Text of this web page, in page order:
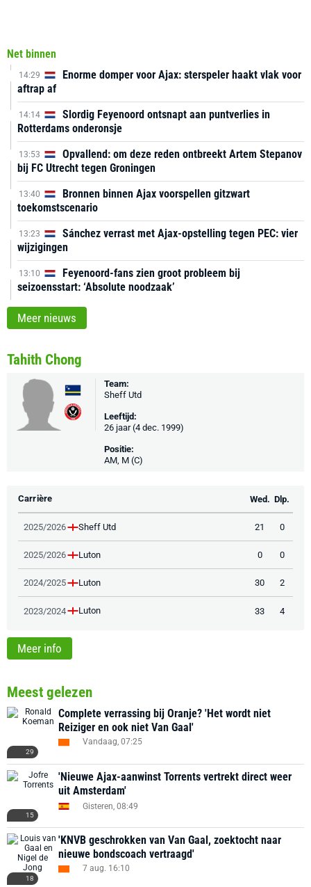
Net binnen
14:29
Enorme domper voor Ajax: sterspeler haakt vlak voor
aftrap af
14:14
Slordig Feyenoord ontsnapt aan puntverlies in
Rotterdams onderonsje
13:53
Opvallend: om deze reden ontbreekt Artem Stepanov
bij FC Utrecht tegen Groningen
13:40
Bronnen binnen Ajax voorspellen gitzwart
toekomstscenario
13:23
Sánchez verrast met Ajax-opstelling tegen PEC: vier
wijzigingen
13:10
Feyenoord-fans zien groot probleem bij
seizoensstart: ‘Absolute noodzaak’
Meer nieuws
Tahith Chong
Team:
Sheff Utd
Leeftijd:
26 jaar (4 dec. 1999)
Positie:
AM, M (C)
Carrière Wed. Dlp.
2025/2026 Sheff Utd 21 0
2025/2026 Luton 0 0
2024/2025 Luton 30 2
2023/2024 Luton 33 4
Meer info
Meest gelezen
29
Complete verrassing bij Oranje? 'Het wordt niet
Reiziger en ook niet Van Gaal'
Vandaag, 07:25
15
'Nieuwe Ajax-aanwinst Torrents vertrekt direct weer
uit Amsterdam'
Gisteren, 08:49
18
'KNVB geschrokken van Van Gaal, zoektocht naar
nieuwe bondscoach vertraagd'
7 aug. 16:10